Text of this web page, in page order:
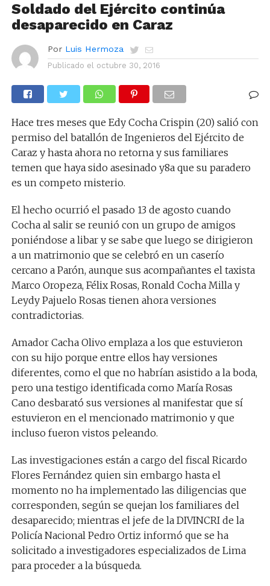
Soldado del Ejército continúa
desaparecido en Caraz
Por Luis Hermoza
Publicado el octubre 30, 2016
Hace tres meses que Edy Cocha Crispin (20) salió con
permiso del batallón de Ingenieros del Ejército de
Caraz y hasta ahora no retorna y sus familiares
temen que haya sido asesinado y8a que su paradero
es un competo misterio.
El hecho ocurrió el pasado 13 de agosto cuando
Cocha al salir se reunió con un grupo de amigos
poniéndose a libar y se sabe que luego se dirigieron
a un matrimonio que se celebró en un caserío
cercano a Parón, aunque sus acompañantes el taxista
Marco Oropeza, Félix Rosas, Ronald Cocha Milla y
Leydy Pajuelo Rosas tienen ahora versiones
contradictorias.
Amador Cacha Olivo emplaza a los que estuvieron
con su hijo porque entre ellos hay versiones
diferentes, como el que no habrían asistido a la boda,
pero una testigo identificada como María Rosas
Cano desbarató sus versiones al manifestar que sí
estuvieron en el mencionado matrimonio y que
incluso fueron vistos peleando.
Las investigaciones están a cargo del fiscal Ricardo
Flores Fernández quien sin embargo hasta el
momento no ha implementado las diligencias que
corresponden, según se quejan los familiares del
desaparecido; mientras el jefe de la DIVINCRI de la
Policía Nacional Pedro Ortiz informó que se ha
solicitado a investigadores especializados de Lima
para proceder a la búsqueda.